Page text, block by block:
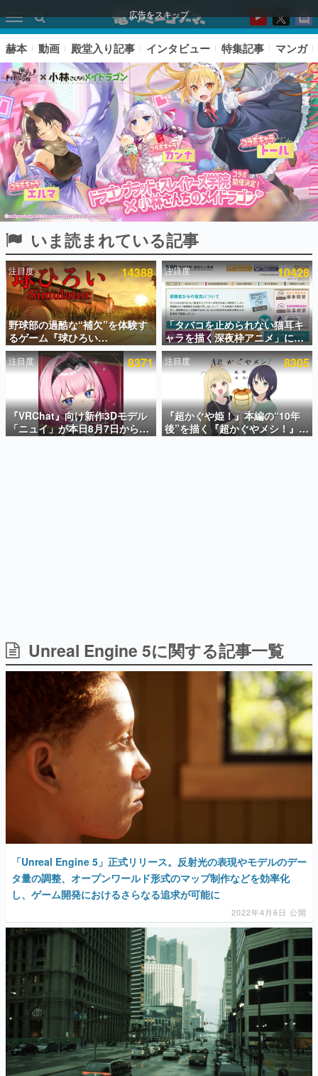
広告をスキップ
ピックアップ
電ファミのいま読まれている記事ランキング
アプリセール情報
インタビュー
連載・特集一覧
殿堂入り記事
SNS拡散数が数千以上！ ページビュー数万以上！ などな
ど。多くの人々に読まれた、電ファミ渾身の“殿堂入り”記
事をまとめました。
日本のコンテンツ産業やカルチャーに与えた影響を探る企
画です。
日本モバイルゲーム産業史
日本のモバイルゲーム史における主要なトピック・タイト
ルを網羅するほか、開発者へのインタビューや識者による
解説を掲載。約20年の歴史が一望できる決定版！
若ゲのいたり〜ゲームクリエイターの青春〜
『うつヌケ』『ペンと箸』等で知られるマンガ家・田中圭
一先生によるゲーム業界レポートマンガです。
なんでゲームは面白い？
ゲーム開発者・hamatsu氏がゲームの魅力を画面や操作の
具体的な形から解き明かしていく、硬派で骨太な評論連載
「経験値」「裏技」「ラスボス」… ゲームにまつわる言葉
の起源や用法の変遷を、コンピューター文化史研究家・タ
イニーP氏が徹底調査。
カテゴリ
特集記事
マンガ
女性向け
アプリレビュー
その他
赫本 動画 殿堂入り記事 インタビュー 特集記事 マンガ
いま読まれている記事
注目度 14388
野球部の過酷な“補欠”を体験す
るゲーム『球ひろい
Simulator』が「1件」のウィッ
シュリストをもとにチェコ語に
対応しSNSで話題に。『キング
ダム・カム』開発元やチェコの
プロ野球選手から称賛の声
注目度 10428
「タバコを止められない猫耳キ
ャラを描く深夜枠アニメ」に視
聴者の一部から批判意見。違法
薬物の使用と思しき描写も含め
て、BPOが議論を交わす
注目度 8371
『VRChat』向け新作3Dモデル
「ニュイ」が本日8月7日から
BOOTHにて発売。瞳に光る星
注目度 8305
『超かぐや姫！』本編の“10年
後”を描く『超かぐやメシ！』
Web連載決定。新たなWebマン
Unreal Engine 5に関する記事一覧
「Unreal Engine 5」正式リリース。反射光の表現やモデルのデー
タ量の調整、オープンワールド形式のマップ制作などを効率化
し、ゲーム開発におけるさらなる追求が可能に
2022年4月6日 公開